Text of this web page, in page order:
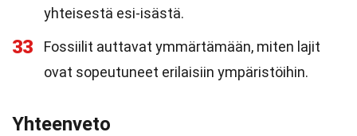
yhteisestä esi-isästä.
33
Fossiilit auttavat ymmärtämään, miten lajit
ovat sopeutuneet erilaisiin ympäristöihin.
Yhteenveto